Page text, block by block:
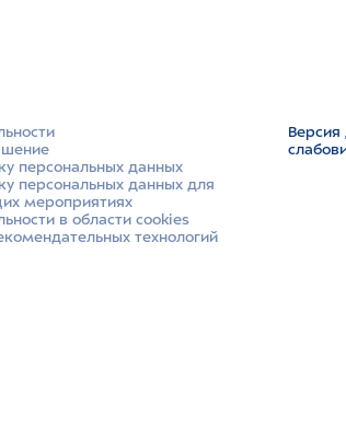
персональных данных
персональных данных для
мероприятиях
в области cookies
технологий
Версия